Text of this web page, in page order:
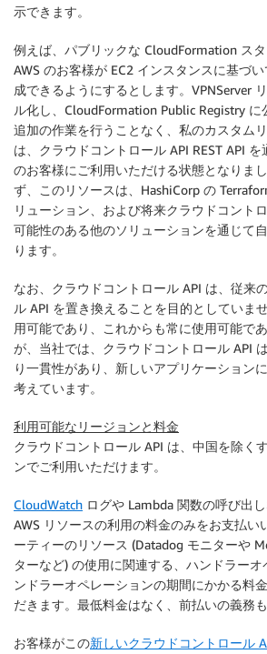
示できます。
例えば、パブリックな CloudFormation ス
AWS のお客様が EC2 インスタンスに基づ
成できるようにするとします。VPNServer
ル化し、CloudFormation Public Registry に
追加の作業を行うことなく、私のカスタムリ
は、 クラウドコントロール API REST API
のお客様にご利用いただける状態となりま
ず、このリソースは、HashiCorp の
リューション、および将来クラウドコント
可能性のある他のソリューションを通じて
ります。
なお、 クラウドコントロール API は、従来
ル API を置き換えることを目的としていま
用可能であり、これからも常に使用可能で
が、当社では、 クラウドコントロール API
り一貫性があり、新しいアプリケーション
考えています。
利用可能なリージョンと料金
クラウドコントロール API は、中国を除く
ンでご利用いただけます。
CloudWatch ログや Lambda 関数の呼び出
AWS リソースの利用の料金のみをお支払い
ーティーのリソース (Datadog モニターや
ターなど) の使用に関連する、ハンドラー
ンドラーオペレーションの期間にかかる料
だきます。最低料金はなく、前払いの義務も
お客様がこの新しいクラウドコントロール